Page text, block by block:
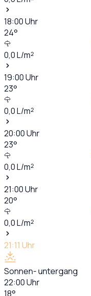
18:00Uhr
24°
0,0L/m²
19:00Uhr
23°
0,0L/m²
20:00Uhr
23°
0,0L/m²
21:00Uhr
20°
0,0L/m²
21:11 Uhr
Sonnen- untergang
22:00Uhr
18°